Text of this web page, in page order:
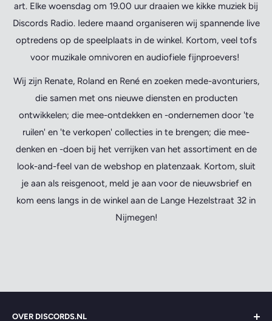
art. Elke woensdag om 19.00 uur draaien we kikke muziek bij
Discords Radio. Iedere maand organiseren wij spannende live
optredens op de speelplaats in de winkel. Kortom, veel tofs
voor muzikale omnivoren en audiofiele fijnproevers!
Wij zijn Renate, Roland en René en zoeken mede-avonturiers,
die samen met ons nieuwe diensten en producten
ontwikkelen; die mee-ontdekken en -ondernemen door 'te
ruilen' en 'te verkopen' collecties in te brengen; die mee-
denken en -doen bij het verrijken van het assortiment en de
look-and-feel van de webshop en platenzaak. Kortom, sluit
je aan als reisgenoot, meld je aan voor de nieuwsbrief en
kom eens langs in de winkel aan de Lange Hezelstraat 32 in
Nijmegen!
OVER DISCORDS.NL